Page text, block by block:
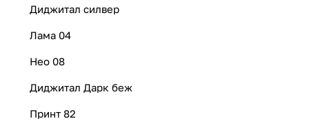
Диджитал силвер
Лама 04
Нео 08
Диджитал Дарк беж
Принт 82